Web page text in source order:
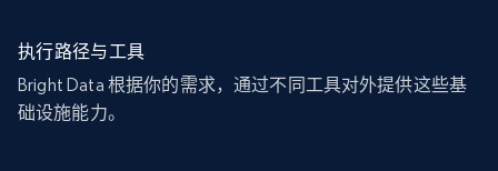
执行路径与工具
Bright Data 根据你的需求，通过不同工具对外提供这些基
础设施能力。